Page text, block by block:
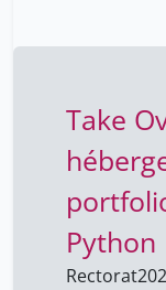
Take
Python
Rectorat